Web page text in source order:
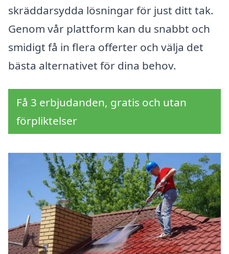
skräddarsydda lösningar för just ditt tak.
Genom vår plattform kan du snabbt och
smidigt få in flera offerter och välja det
bästa alternativet för dina behov.
Få 3 erbjudanden, gratis och utan
förpliktelser